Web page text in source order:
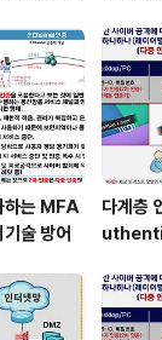
하는 MFA
술 방어
다계층